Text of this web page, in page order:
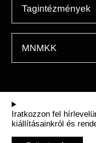
Tagintézmények
MNMKK
Iratkozzon fel
kiállításainkról és